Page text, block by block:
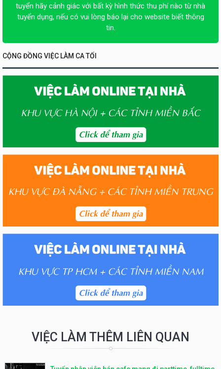
tuyển hãy cảnh giác với bất kỳ hình thức thu phí nào từ nhà
tuyển dụng, nếu có vui lòng báo lại cho website biết thông
tin.
CỘNG ĐỒNG VIỆC LÀM CA TỐI
VIỆC LÀM THÊM LIÊN QUAN